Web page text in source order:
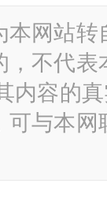
本网站
，不代
内容的
与本